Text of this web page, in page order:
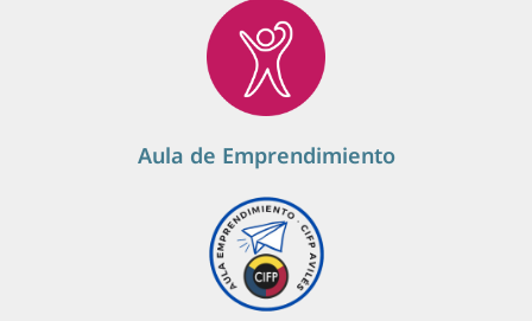
Aula de Emprendimiento